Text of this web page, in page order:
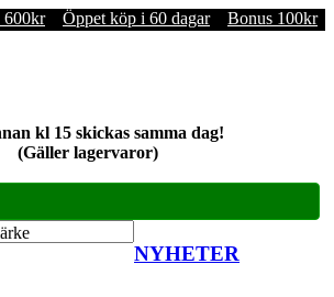
600kr Öppet köp i 60 dagar Bonus 100kr
kl 15 skickas samma dag!
(Gäller lagervaror)
NYHETER